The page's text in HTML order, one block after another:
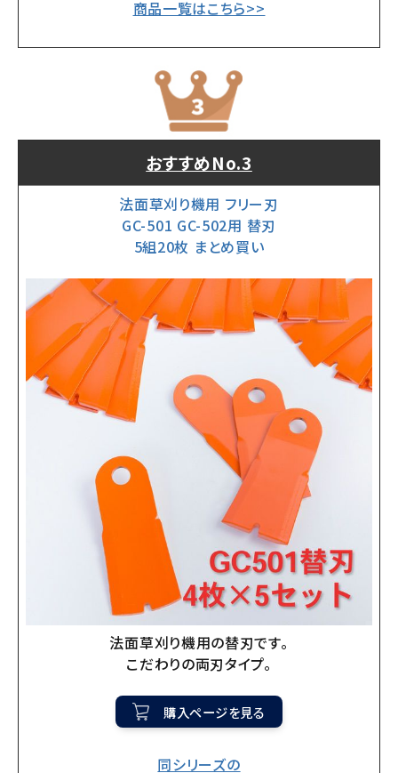
商品一覧はこちら>>
おすすめNo.3
法面草刈り機用 フリー刃
GC-501 GC-502用 替刃
5組20枚 まとめ買い
法面草刈り機用の替刃です。
こだわりの両刃タイプ。
購入ページを見る
同シリーズの